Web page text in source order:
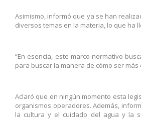
Asimismo, informó que ya se han
diversos temas en la materia, lo que ha
“En esencia, este marco normativo
para buscar la manera de cómo ser
Aclaró que en ningún momento esta
organismos operadores. Además,
la cultura y el cuidado del agua y la